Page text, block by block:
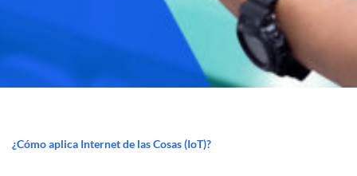
¿Cómo aplica Internet de las Cosas (IoT)?